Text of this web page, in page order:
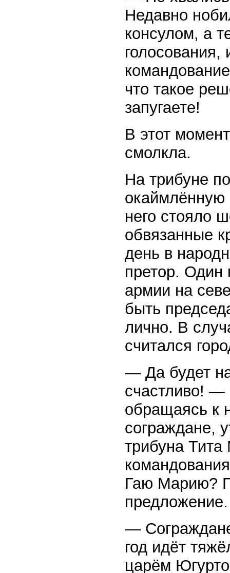
Недавно
консулом, а
что такое
запугаете!
В этот
смолкла.
На трибуне
окаймлённую
него стояло
обвязанные
день в
претор. Один
армии на
быть
лично. В
считался
— Да будет
счастливо! —
обращаясь к
сограждане,
трибуна
Гаю Марию?
предложение.
—
год идёт
царём